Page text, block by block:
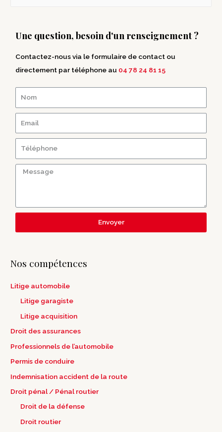
Une question, besoin d'un renseignement ?
Contactez-nous via le formulaire de contact ou
directement par téléphone au 04 78 24 81 15
Envoyer
Nos compétences
Litige automobile
Litige garagiste
Litige acquisition
Droit des assurances
Professionnels de l’automobile
Permis de conduire
Indemnisation accident de la route
Droit pénal / Pénal routier
Droit de la défense
Droit routier